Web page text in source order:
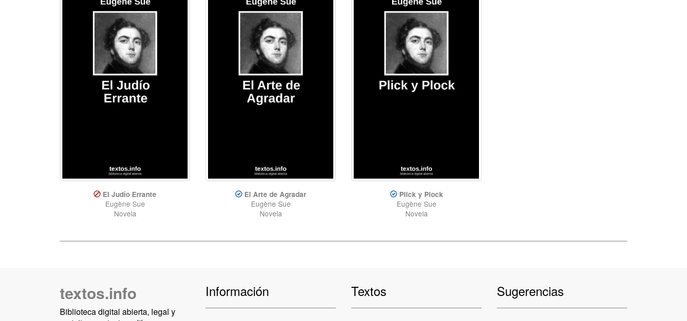
El Judío Errante
Eugène Sue
Novela
El Arte de Agradar
Eugène Sue
Novela
Plick y Plock
Eugène Sue
Novela
textos.info
Biblioteca digital abierta, legal y
Información Textos Sugerencias